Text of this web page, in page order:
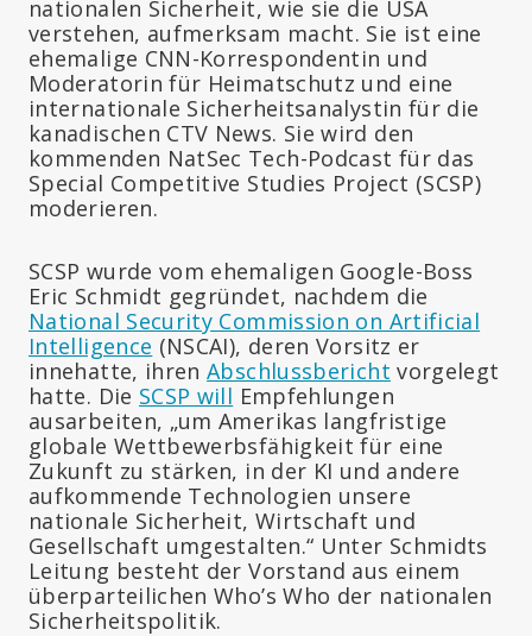
nationalen Sicherheit, wie sie die USA
verstehen, aufmerksam macht. Sie ist eine
ehemalige CNN-Korrespondentin und
Moderatorin für Heimatschutz und eine
internationale Sicherheitsanalystin für die
kanadischen CTV News. Sie wird den
kommenden NatSec Tech-Podcast für das
Special Competitive Studies Project (SCSP)
moderieren.
SCSP wurde vom ehemaligen Google-Boss
Eric Schmidt gegründet, nachdem die
National Security Commission on Artificial
Intelligence (NSCAI), deren Vorsitz er
innehatte, ihrenAbschlussbericht vorgelegt
hatte. Die SCSP will Empfehlungen
ausarbeiten, „um Amerikas langfristige
globale Wettbewerbsfähigkeit für eine
Zukunft zu stärken, in der KI und andere
aufkommende Technologien unsere
nationale Sicherheit, Wirtschaft und
Gesellschaft umgestalten.“ Unter Schmidts
Leitung besteht der Vorstand aus einem
überparteilichen Who’s Who der nationalen
Sicherheitspolitik.